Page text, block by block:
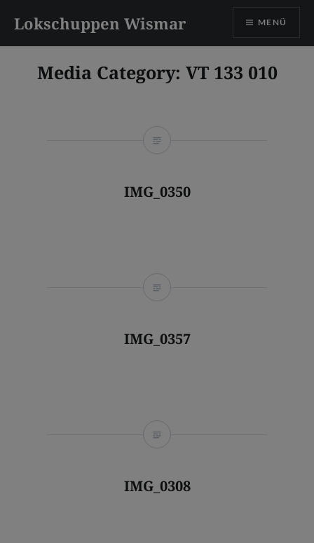
zum
Inhalt
Lokschuppen Wismar MENÜ
Media Category: VT 133 010
IMG_0350
IMG_0357
IMG_0308